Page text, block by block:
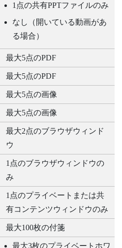
1点の共有PPTファイルのみ
なし（開いている動画があ
る場合）
最大5点のPDF
最大5点のPDF
最大5点の画像
最大5点の画像
最大2点のブラウザウィンド
ウ
1点のブラウザウィンドウの
み
1点のプライベートまたは共
有コンテンツウィンドウのみ
最大100枚の付箋
最大3枚のプライベートホワ